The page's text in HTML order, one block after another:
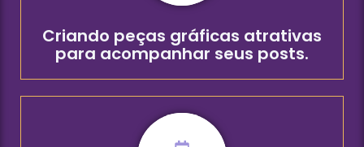
Criando peças gráficas atrativas
para acompanhar seus posts.